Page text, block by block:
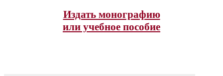
Издать монографию
или учебное пособие